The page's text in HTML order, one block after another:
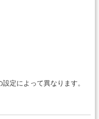
定によって異なります。